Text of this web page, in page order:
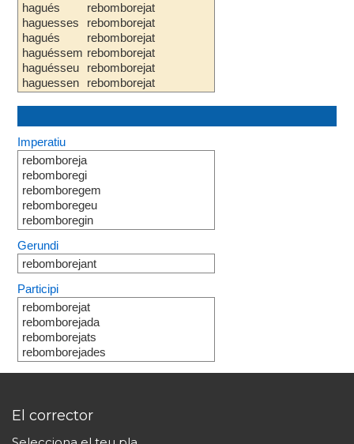
hagués
haguesses
hagués
haguéssem
haguésseu
haguessen
rebomborejat
rebomborejat
rebomborejat
rebomborejat
rebomborejat
rebomborejat
Imperatiu
rebomboreja
rebomboregi
rebomboregem
rebomboregeu
rebomboregin
Gerundi
rebomborejant
Participi
rebomborejat
rebomborejada
rebomborejats
rebomborejades
El corrector